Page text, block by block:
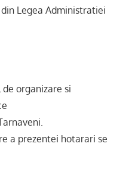
Legea Administratiei
organizare si
a prezentei hotarari se